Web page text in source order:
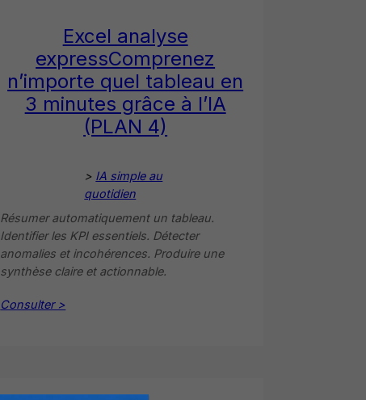
Excel analyse
expressComprenez
n’importe quel tableau en
3 minutes grâce à l’IA
(PLAN 4)
> IA simple au
quotidien
Résumer automatiquement un tableau.
Identifier les KPI essentiels. Détecter
anomalies et incohérences. Produire une
synthèse claire et actionnable.
Consulter >